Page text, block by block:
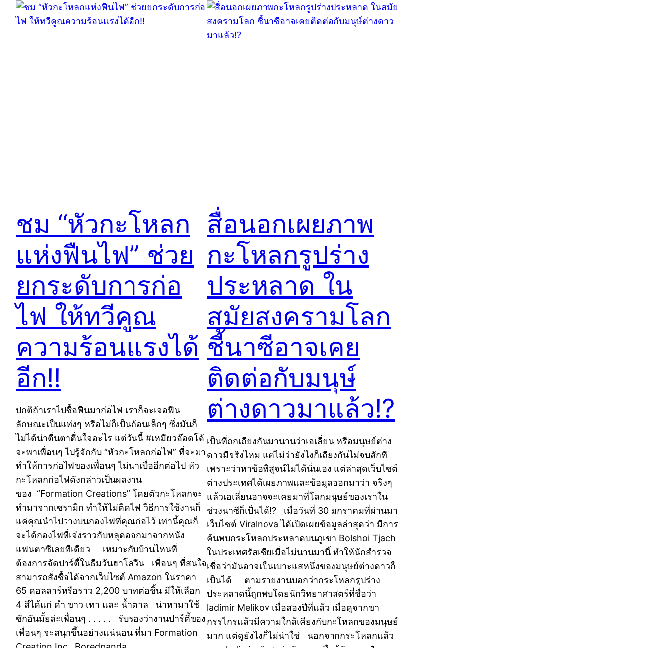
ชม “หัวกะโหลก
แห่งฟืนไฟ” ช่วย
ยกระดับการก่อ
ไฟ ให้ทวีคูณ
ความร้อนแรงได้
อีก!!
ปกติถ้าเราไปซื้อฟืนมาก่อไฟ เราก็จะเจอฟืน
ลักษณะเป็นแท่งๆ หรือไม่ก็เป็นก้อนเล็กๆ ซึ่งมันก็
ไม่ได้น่าตื่นตาตื่นใจอะไร แต่วันนี้ #เหมียวอ๊อดโด้
จะพาเพื่อนๆ ไปรู้จักกับ “หัวกะโหลกก่อไฟ” ที่จะมา
ทำให้การก่อไฟของเพื่อนๆ ไม่น่าเบื่ออีกต่อไป หัว
กะโหลกก่อไฟดังกล่าวเป็นผลงาน
ของ “Formation Creations” โดยตัวกะโหลกจะ
ทำมาจากเซรามิก ทำให้ไม่ติดไฟ วิธีการใช้งานก็
แค่คุณนำไปวางบนกองไฟที่คุณก่อไว้ เท่านี้คุณก็
จะได้กองไฟที่เจ๋งราวกับหลุดออกมาจากหนัง
แฟนตาซีเลยทีเดียว เหมาะกับบ้านไหนที่
ต้องการจัดปาร์ตี้ในธีมวันฮาโลวีน เพื่อนๆ ที่สนใจ
สามารถสั่งซื้อได้จากเว็บไซต์ Amazon ในราคา
65 ดอลลาร์หรือราว 2,200 บาทต่อชิ้น มีให้เลือก
4 สีได้แก่ ดำ ขาว เทา และ น้ำตาล น่าหามาใช้
ซักอันมั้ยล่ะเพื่อนๆ . . . . . รับรองว่างานปาร์ตี้ของ
เพื่อนๆ จะสนุกขึ้นอย่างแน่นอน ที่มา Formation
สื่อนอกเผยภาพ
กะโหลกรูปร่าง
ประหลาด ใน
สมัยสงครามโลก
ชี้นาซีอาจเคย
ติดต่อกับมนุษ์
ต่างดาวมาแล้ว!?
เป็นที่ถกเถียงกันมานานว่าเอเลี่ยน หรือมนุษย์ต่าง
ดาวมีจริงไหม แต่ไม่ว่ายังไงก็เถียงกันไม่จบสักที
เพราะว่าหาข้อพิสูจน์ไม่ได้นั่นเอง แต่ล่าสุดเว็บไซต์
ต่างประเทศได้เผยภาพและข้อมูลออกมาว่า จริงๆ
แล้วเอเลี่ยนอาจจะเคยมาที่โลกมนุษย์ของเราใน
ช่วงนาซีก็เป็นได้!? เมื่อวันที่ 30 มกราคมที่ผ่านมา
เว็บไซต์ Viralnova ได้เปิดเผยข้อมูลล่าสุดว่า มีการ
ค้นพบกระโหลกประหลาดบนภูเขา Bolshoi Tjach
ในประเทศรัสเซียเมื่อไม่นานมานี้ ทำให้นักสำรวจ
เชื่อว่ามันอาจเป็นเบาะแสหนึ่งของมนุษย์ต่างดาวก็
เป็นได้ ตามรายงานบอกว่ากระโหลกรูปร่าง
ประหลาดนี้ถูกพบโดยนักวิทยาศาสตร์ที่ชื่อว่า
ladimir Melikov เมื่อสองปีที่แล้ว เมื่อดูจากขา
กรรไกรแล้วมีความใกล้เคียงกับกะโหลกของมนุษย์
มาก แต่ดูยังไงก็ไม่น่าใช่ นอกจากกระโหลกแล้ว